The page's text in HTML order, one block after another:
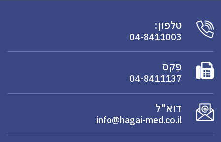
טלפון:
04-8411003
פַקס
04-8411137
דוא"ל
info@hagai-med.co.il